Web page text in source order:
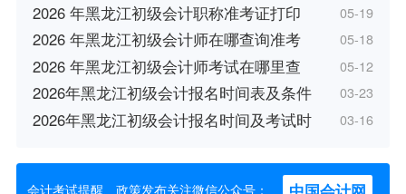
2026 年黑龙江初级会计职称准考证打印 05-19
2026 年黑龙江初级会计师在哪查询准考 05-18
2026 年黑龙江初级会计师考试在哪里查 05-12
2026年黑龙江初级会计报名时间表及条件 03-23
2026年黑龙江初级会计报名时间及考试时 03-16
会计考试提醒、政策发布关注微信公众号：